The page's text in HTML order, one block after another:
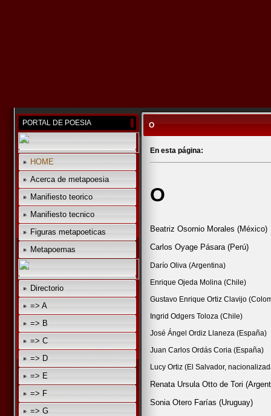
PORTAL DE POESIA
HOME
Acerca de metapoesia
Manifiesto teorico
Manifiesto tecnico
Figuras metapoeticas
Metapoemas
Directorio
=> A
=> B
=> C
=> D
=> E
=> F
=> G
O
En esta página:
O
Beatriz Osornio Morales (México)
Carlos Oyage Pásara (Perú)
Darío Oliva (Argentina)
Enrique Ojeda Molina (Chile)
Gustavo Enrique Ortiz Clavijo
Ingrid Odgers Toloza (Chile)
José Ángel Ordiz Llaneza (España)
Juan Carlos Ordás Coria (España)
Lucy Ortiz (El Salvador,
Renata Ursula Otto de Tori
Sonia Otero Farías (Uruguay)